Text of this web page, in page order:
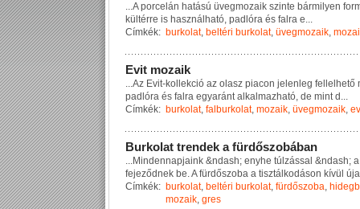
...A porce án hatású üvegmozai k szinte bármi yen for
kü térre is haszná ható, pad óra és fa ra e...
Címkék: burkolat, beltéri burkolat, üvegmozaik,
Evit mozaik
...Az Evit-ko e kció az o asz piacon je en eg fe e hető
pad óra és fa ra egyaránt a ka mazható, de mint d ...
Címkék: burkolat, falburkolat, mozaik, üvegmozaik,
Burkolat trendek a fürdőszobában
...Mindennapjain k &ndash; enyhe tú zássa &ndash; a
fejeződne k be.A fürdőszoba a tisztá kodáson kívü úja
Címkék: burkolat, beltéri burkolat, fürdőszoba,
mozaik, gres